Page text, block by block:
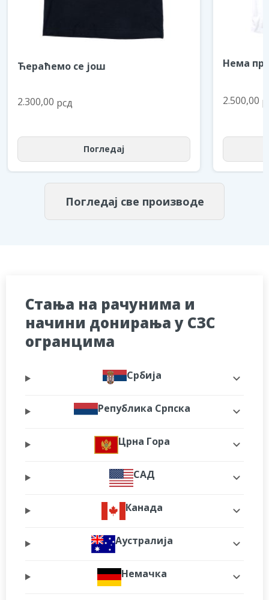
Ћераћемо се још
2.300,00 рсд
Погледај
Нема
2.500,00
Погледај све производе
Стања на рачунима и
начини донирања у СЗС
огранцима
Србија
Република Српска
Црна Гора
САД
Канада
Аустралија
Немачка